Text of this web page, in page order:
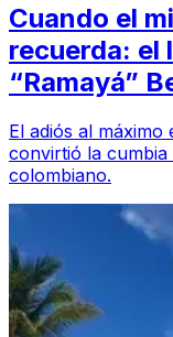
Cuando el
recuerda: el
“Ramayá”
El adiós al
convirtió la cumbia
colombiano.